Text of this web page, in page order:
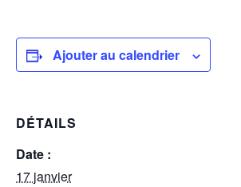
Ajouter au calendrier
DÉTAILS
Date :
17 janvier